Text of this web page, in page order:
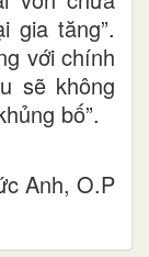
gia tăng”.
với chính
sẽ không
bố”.
Anh, O.P